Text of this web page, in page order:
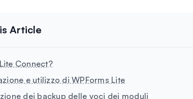
Connect?
e utilizzo di WPForms Lite
dei backup delle voci dei moduli